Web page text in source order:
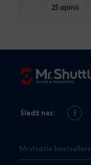
25 opinii
Mrshuttle bestsellers
Śledź nas: